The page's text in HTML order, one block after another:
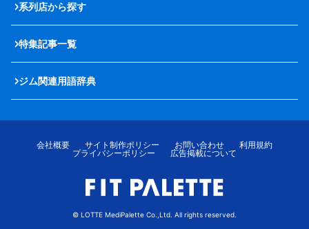
系列店から探す
特集記事一覧
ジム関連用語辞典
会社概要 サイト制作ポリシー お問い合わせ
利用規約
プライバシーポリシー
広告掲載について
© LOTTE MediPalette Co.,Ltd. All rights reserved.